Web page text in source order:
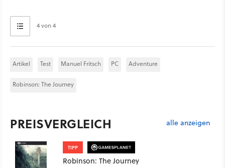
4 von 4
Artikel Test Manuel Fritsch PC Adventure
Robinson: The Journey
PREISVERGLEICH alle anzeigen
TIPP
Robinson: The Journey